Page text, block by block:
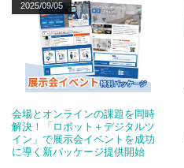
2025/09/05
会場とオンラインの課題を同時
解決！「ロボット＋デジタルツ
イン」で展示会イベントを成功
に導く新パッケージ提供開始